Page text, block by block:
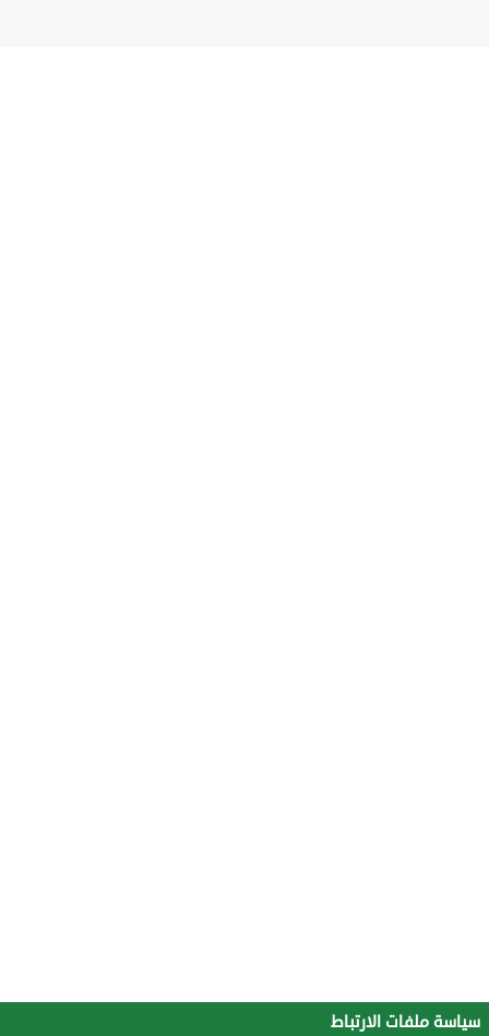
سياسة ملفات الارتباط